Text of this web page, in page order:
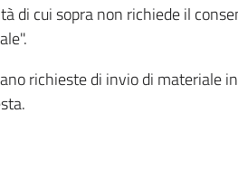
di cui sopra non richiede il
richieste di invio di materiale